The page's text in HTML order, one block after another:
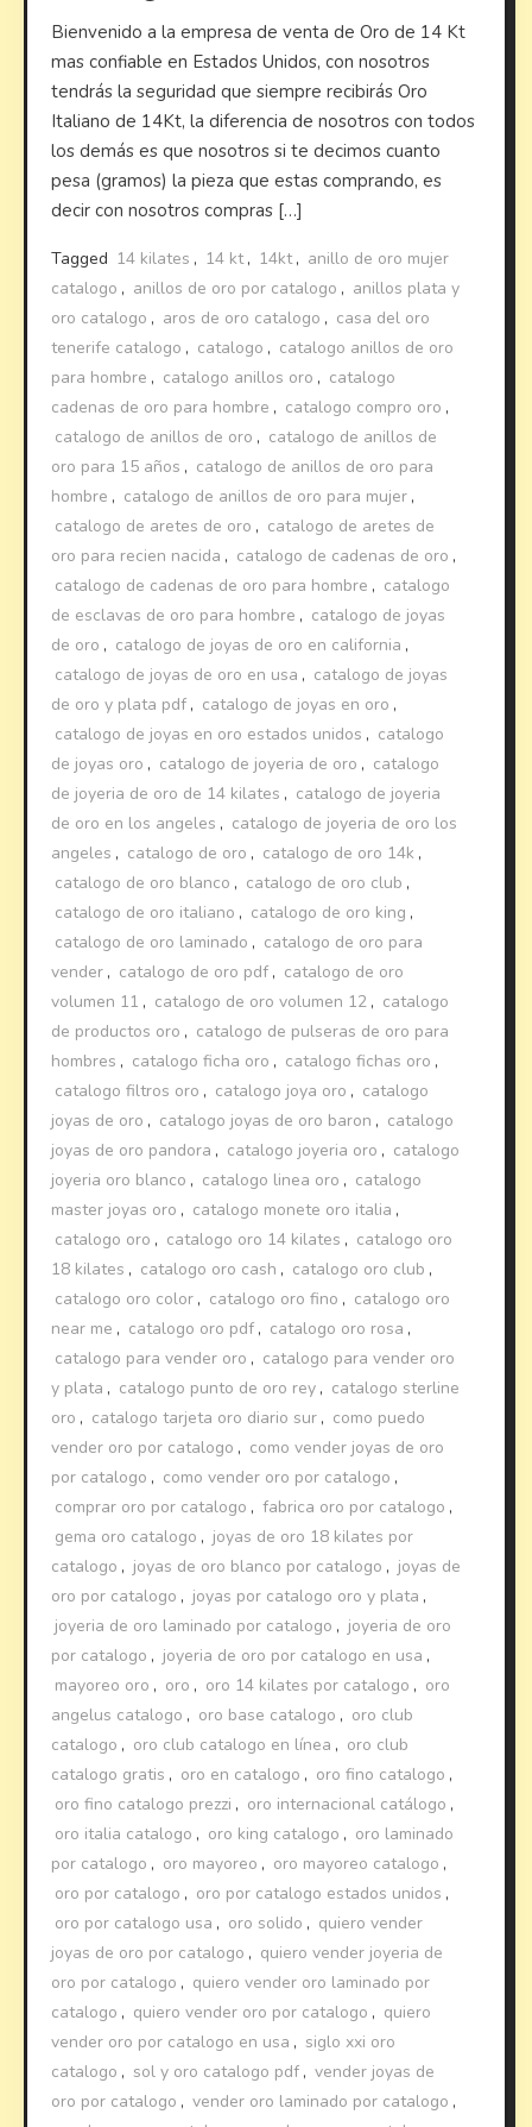
Bienvenido a la empresa de venta de Oro de 14 Kt
mas confiable en Estados Unidos, con nosotros
tendrás la seguridad que siempre recibirás Oro
Italiano de 14Kt, la diferencia de nosotros con todos
los demás es que nosotros si te decimos cuanto
pesa (gramos) la pieza que estas comprando, es
decir con nosotros compras […]
Tagged 14 kilates , 14 kt, 14kt, anillo de oro mujer
catalogo , anillos de oro por catalogo , anillos plata y
oro catalogo , aros de oro catalogo , casa del oro
tenerife catalogo , catalogo , catalogo anillos de oro
para hombre , catalogo anillos oro , catalogo
cadenas de oro para hombre , catalogo compro oro ,
catalogo de anillos de oro , catalogo de anillos de
oro para 15 años , catalogo de anillos de oro para
hombre , catalogo de anillos de oro para mujer ,
catalogo de aretes de oro , catalogo de aretes de
oro para recien nacida , catalogo de cadenas de oro ,
catalogo de cadenas de oro para hombre , catalogo
de esclavas de oro para hombre , catalogo de joyas
de oro , catalogo de joyas de oro en california ,
catalogo de joyas de oro en usa , catalogo de joyas
de oro y plata pdf , catalogo de joyas en oro ,
catalogo de joyas en oro estados unidos , catalogo
de joyas oro , catalogo de joyeria de oro , catalogo
de joyeria de oro de 14 kilates , catalogo de joyeria
de oro en los angeles , catalogo de joyeria de oro los
angeles , catalogo de oro , catalogo de oro 14k ,
catalogo de oro blanco , catalogo de oro club ,
catalogo de oro italiano , catalogo de oro king ,
catalogo de oro laminado , catalogo de oro para
vender , catalogo de oro pdf , catalogo de oro
volumen 11 , catalogo de oro volumen 12 , catalogo
de productos oro , catalogo de pulseras de oro para
hombres , catalogo ficha oro , catalogo fichas oro ,
catalogo filtros oro , catalogo joya oro , catalogo
joyas de oro , catalogo joyas de oro baron , catalogo
joyas de oro pandora , catalogo joyeria oro , catalogo
joyeria oro blanco , catalogo linea oro , catalogo
master joyas oro , catalogo monete oro italia ,
catalogo oro , catalogo oro 14 kilates , catalogo oro
18 kilates , catalogo oro cash , catalogo oro club ,
catalogo oro color , catalogo oro fino , catalogo oro
near me , catalogo oro pdf , catalogo oro rosa ,
catalogo para vender oro , catalogo para vender oro
y plata , catalogo punto de oro rey , catalogo sterline
oro , catalogo tarjeta oro diario sur , como puedo
vender oro por catalogo , como vender joyas de oro
por catalogo , como vender oro por catalogo ,
comprar oro por catalogo , fabrica oro por catalogo ,
gema oro catalogo , joyas de oro 18 kilates por
catalogo , joyas de oro blanco por catalogo , joyas de
oro por catalogo , joyas por catalogo oro y plata ,
joyeria de oro laminado por catalogo , joyeria de oro
por catalogo , joyeria de oro por catalogo en usa ,
mayoreo oro , oro , oro 14 kilates por catalogo , oro
angelus catalogo , oro base catalogo , oro club
catalogo , oro club catalogo en línea , oro club
catalogo gratis , oro en catalogo , oro fino catalogo ,
oro fino catalogo prezzi , oro internacional catálogo ,
oro italia catalogo , oro king catalogo , oro laminado
por catalogo , oro mayoreo , oro mayoreo catalogo ,
oro por catalogo , oro por catalogo estados unidos ,
oro por catalogo usa , oro solido , quiero vender
joyas de oro por catalogo , quiero vender joyeria de
oro por catalogo , quiero vender oro laminado por
catalogo , quiero vender oro por catalogo , quiero
vender oro por catalogo en usa , siglo xxi oro
catalogo , sol y oro catalogo pdf , vender joyas de
oro por catalogo , vender oro laminado por catalogo ,